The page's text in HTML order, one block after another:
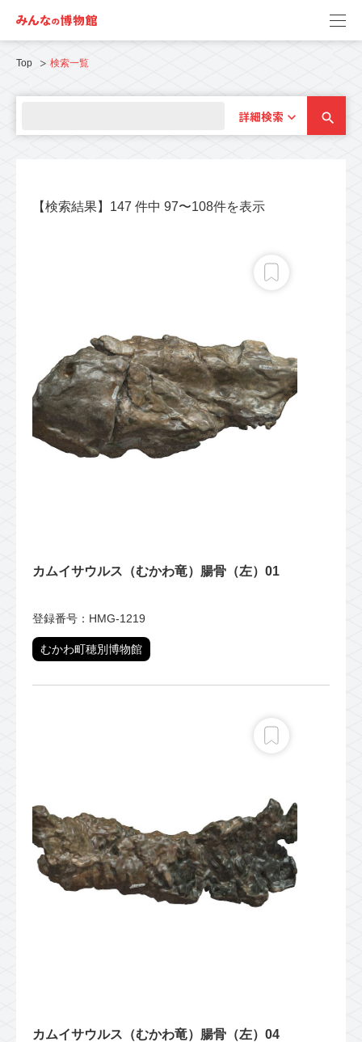
Top 検索一覧
詳細検索
【検索結果】147 件中 97〜108件を表示
カムイサウルス（むかわ竜）腸骨（左）01
登録番号：HMG-1219
むかわ町穂別博物館
カムイサウルス（むかわ竜）腸骨（左）04